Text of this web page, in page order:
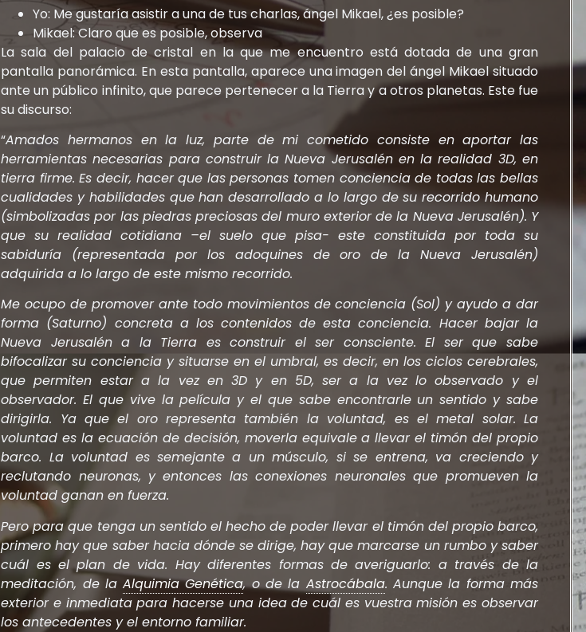
Yo: Me gustaría asistir a una de tus charlas, ángel Mikael, ¿es posible?
Mikael: Claro que es posible, observa
La sala del palacio de cristal en la que me encuentro está dotada de una gran
pantalla panorámica. En esta pantalla, aparece una imagen del ángel Mikael situado
ante un público infinito, que parece pertenecer a la Tierra y a otros planetas. Este fue
su discurso:
“Amados hermanos en la luz, parte de mi cometido consiste en aportar las
herramientas necesarias para construir la Nueva Jerusalén en la realidad 3D, en
tierra firme. Es decir, hacer que las personas tomen conciencia de todas las bellas
cualidades y habilidades que han desarrollado a lo largo de su recorrido humano
(simbolizadas por las piedras preciosas del muro exterior de la Nueva Jerusalén). Y
que su realidad cotidiana –el suelo que pisa- este constituida por toda su
sabiduría (representada por los adoquines de oro de la Nueva Jerusalén)
adquirida a lo largo de este mismo recorrido.
Me ocupo de promover ante todo movimientos de conciencia (Sol) y ayudo a dar
forma (Saturno) concreta a los contenidos de esta conciencia. Hacer bajar la
Nueva Jerusalén a la Tierra es construir el ser consciente. El ser que sabe
bifocalizar su conciencia y situarse en el umbral, es decir, en los ciclos cerebrales,
que permiten estar a la vez en 3D y en 5D, ser a la vez lo observado y el
observador. El que vive la película y el que sabe encontrarle un sentido y sabe
dirigirla. Ya que el oro representa también la voluntad, es el metal solar. La
voluntad es la ecuación de decisión, moverla equivale a llevar el timón del propio
barco. La voluntad es semejante a un músculo, si se entrena, va creciendo y
reclutando neuronas, y entonces las conexiones neuronales que promueven la
voluntad ganan en fuerza.
Pero para que tenga un sentido el hecho de poder llevar el timón del propio barco,
primero hay que saber hacia dónde se dirige, hay que marcarse un rumbo y saber
cuál es el plan de vida. Hay diferentes formas de averiguarlo: a través de la
meditación, de laAlquimia Genética, o de la Astrocábala. Aunque la forma más
exterior e inmediata para hacerse una idea de cuál es vuestra misión es observar
los antecedentes y el entorno familiar.